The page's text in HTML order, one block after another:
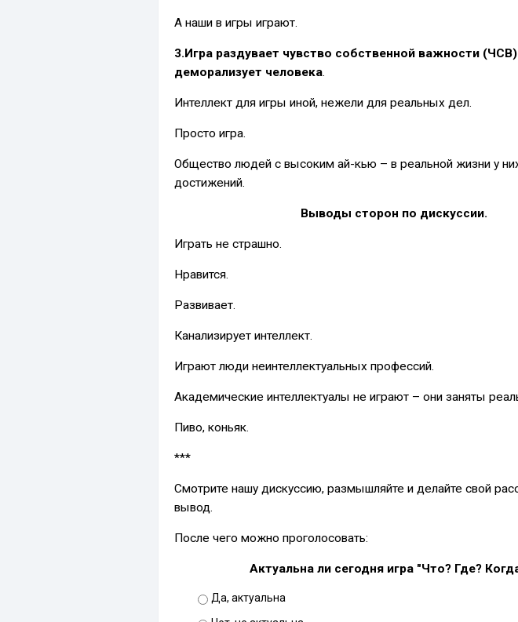
А наши в игры играют.
3.Игра раздувает чувство собственной важности
деморализует человека.
Интеллект для игры иной, нежели для реальных дел.
Просто игра.
Общество людей с высоким ай-кью – в реальной жизни у
достижений.
Выводы сторон по дискуссии.
Играть не страшно.
Нравится.
Развивает.
Канализирует интеллект.
Играют люди неинтеллектуальных профессий.
Академические интеллектуалы не играют – они заняты
Пиво, коньяк.
***
Смотрите нашу дискуссию, размышляйте и делайте свой
вывод.
После чего можно проголосовать:
Актуальна ли сегодня игра "Что? Где?
Да, актуальна